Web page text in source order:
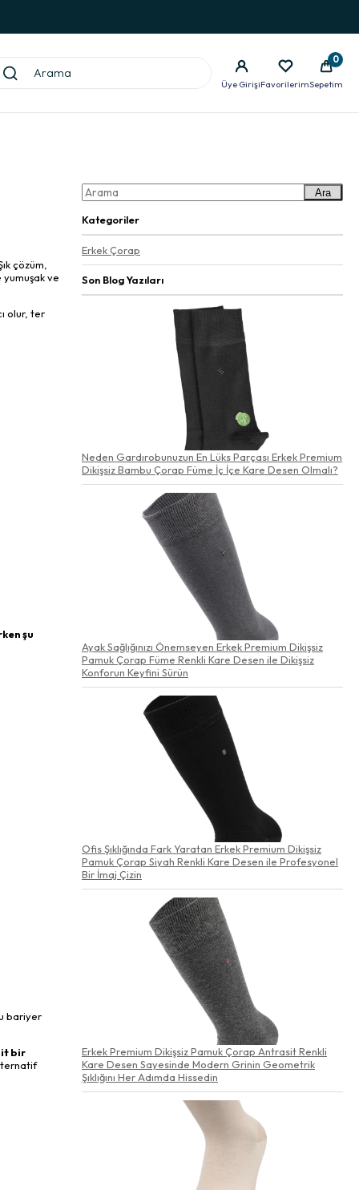
Üye GirişiFavorilerimSepetim
0
çözüm,
ve
olur, ter
şu
bariyer
bir
Ara
Kategoriler
Erkek Çorap
Son Blog Yazıları
Neden Gardırobunuzun En Lüks Parçası Erkek Premium
Dikişsiz Bambu Çorap Füme İç İçe Kare Desen Olmalı?
Ayak Sağlığınızı Önemseyen Erkek Premium Dikişsiz
Pamuk Çorap Füme Renkli Kare Desen ile Dikişsiz
Konforun Keyfini Sürün
Ofis Şıklığında Fark Yaratan Erkek Premium Dikişsiz
Pamuk Çorap Siyah Renkli Kare Desen ile Profesyonel
Bir İmaj Çizin
Erkek Premium Dikişsiz Pamuk Çorap Antrasit Renkli
Kare Desen Sayesinde Modern Grinin Geometrik
Şıklığını Her Adımda Hissedin